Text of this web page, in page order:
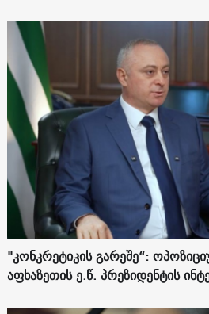
"კონკრეტიკის გარეშე“:
აფხაზეთის ე.წ. პრეზიდენტის